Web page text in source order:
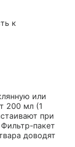
к
или
200 мл (1
при
пакет
доводят